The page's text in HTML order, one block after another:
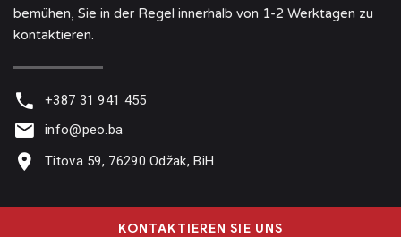
bemühen, Sie in der Regel innerhalb von 1-2 Werktagen zu
kontaktieren.
+387 31 941 455
info@peo.ba
Titova 59, 76290 Odžak, BiH
KONTAKTIEREN SIE UNS